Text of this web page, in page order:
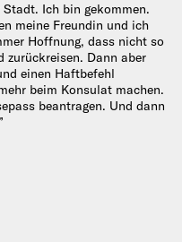
Ich bin gekommen.
meine Freundin und ich
Hoffnung, dass nicht so
Dann aber
einen Haftbefehl
beim Konsulat machen.
beantragen. Und dann